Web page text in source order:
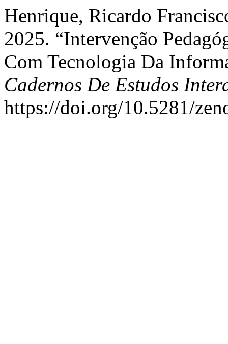
Henrique, Ricardo
2025. “Intervenção
Com Tecnologia Da
Cadernos De Estudos
https://doi.org/10.5281/